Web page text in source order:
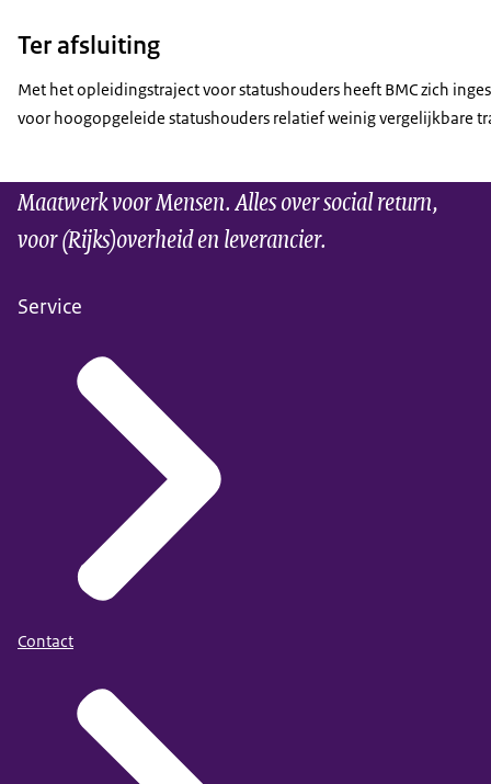
Ter afsluiting
Met het opleidingstraject voor statushouders heeft BMC zich
voor hoogopgeleide statushouders relatief weinig vergelijkbare
Maatwerk voor Mensen. Alles over social return,
voor (Rijks)overheid en leverancier.
Service
Contact